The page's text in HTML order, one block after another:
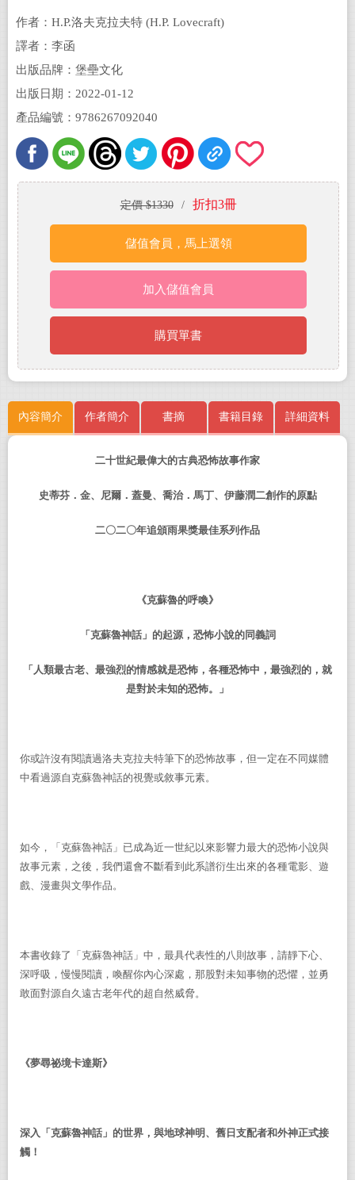
作者：H.P.洛夫克拉夫特 (H.P. Lovecraft)
譯者：李函
出版品牌：堡壘文化
出版日期：2022-01-12
產品編號：9786267092040
定價 $1330 / 折扣3冊
儲值會員，馬上選領
加入儲值會員
購買單書
內容簡介 作者簡介 書摘 書籍目錄 詳細資料
二十世紀最偉大的古典恐怖故事作家
史蒂芬．金、尼爾．蓋曼、喬治．馬丁、伊藤潤二創作的原點
二〇二〇年追頒雨果獎最佳系列作品
《克蘇魯的呼喚》
「克蘇魯神話」的起源，恐怖小說的同義詞
「人類最古老、最強烈的情感就是恐怖，各種恐怖中，最強烈的，就
是對於未知的恐怖。」
你或許沒有閱讀過洛夫克拉夫特筆下的恐怖故事，但一定在不同媒體
中看過源自克蘇魯神話的視覺或敘事元素。
如今，「克蘇魯神話」已成為近一世紀以來影響力最大的恐怖小說與
故事元素，之後，我們還會不斷看到此系譜衍生出來的各種電影、遊
戲、漫畫與文學作品。
本書收錄了「克蘇魯神話」中，最具代表性的八則故事，請靜下心、
深呼吸，慢慢閱讀，喚醒你內心深處，那股對未知事物的恐懼，並勇
敢面對源自久遠古老年代的超自然威脅。
《夢尋祕境卡達斯》
深入「克蘇魯神話」的世界，與地球神明、舊日支配者和外神正式接
觸！